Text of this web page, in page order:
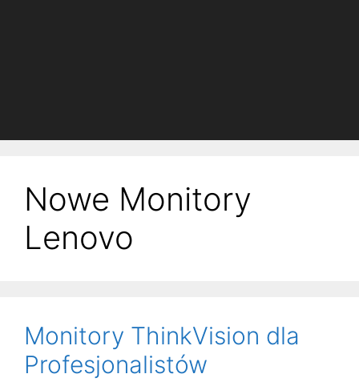
Nowe Monitory
Lenovo
Monitory ThinkVision dla
Profesjonalistów